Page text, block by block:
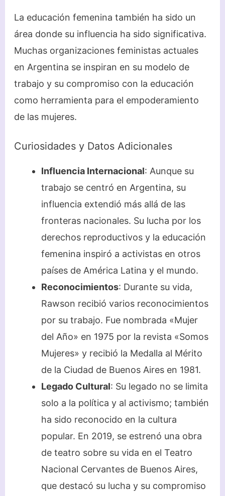
La educación femenina también ha sido un
área donde su influencia ha sido significativa.
Muchas organizaciones feministas actuales
en Argentina se inspiran en su modelo de
trabajo y su compromiso con la educación
como herramienta para el empoderamiento
de las mujeres.
Curiosidades y Datos Adicionales
Influencia Internacional: Aunque su
trabajo se centró en Argentina, su
influencia extendió más allá de las
fronteras nacionales. Su lucha por los
derechos reproductivos y la educación
femenina inspiró a activistas en otros
países de América Latina y el mundo.
Reconocimientos: Durante su vida,
Rawson recibió varios reconocimientos
por su trabajo. Fue nombrada «Mujer
del Año» en 1975 por la revista «Somos
Mujeres» y recibió la Medalla al Mérito
de la Ciudad de Buenos Aires en 1981.
Legado Cultural: Su legado no se limita
solo a la política y al activismo; también
ha sido reconocido en la cultura
popular. En 2019, se estrenó una obra
de teatro sobre su vida en el Teatro
Nacional Cervantes de Buenos Aires,
que destacó su lucha y su compromiso